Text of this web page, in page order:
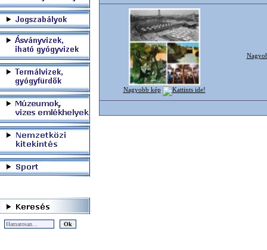
Nagyobb kép